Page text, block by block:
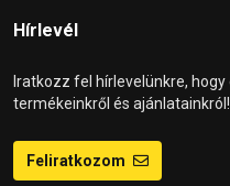
Hírlevél
Iratkozz fel hírlevelünkre,
termékeinkről és ajánlatainkról!
Feliratkozom